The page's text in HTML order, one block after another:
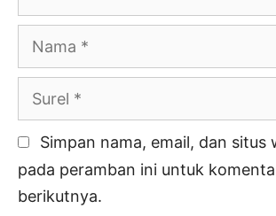
Nama
Surel
Simpan nama, email, dan situs
pada peramban ini untuk
berikutnya.